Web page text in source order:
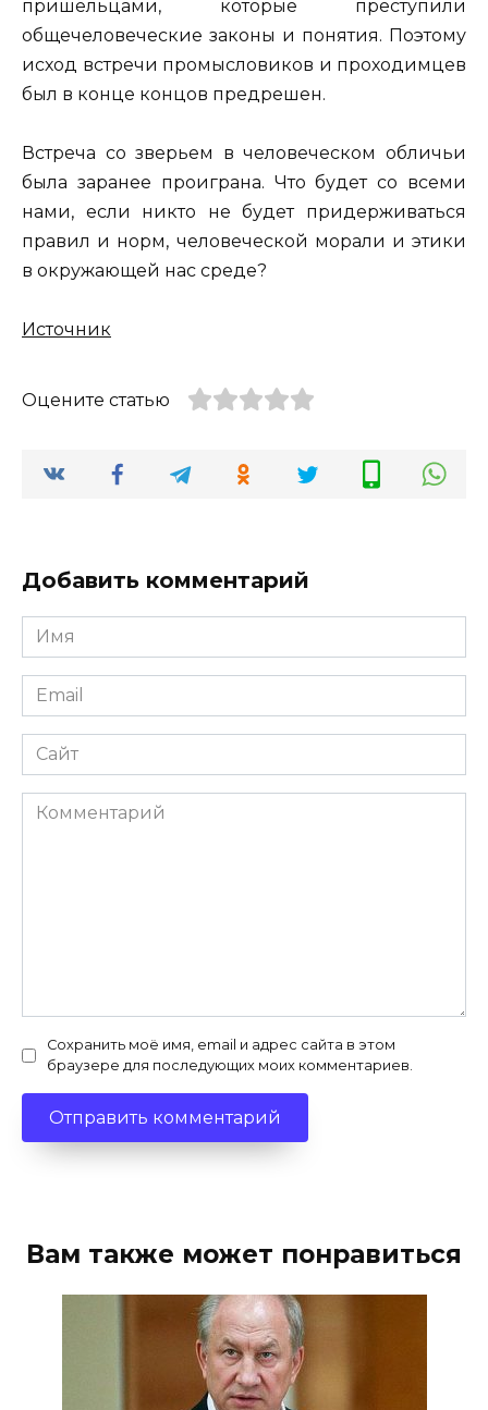
пришельцами, которые преступили
общечеловеческие законы и понятия. Поэтому
исход встречи промысловиков и проходимцев
был в конце концов предрешен.
Встреча со зверьем в человеческом обличьи
была заранее проиграна. Что будет со всеми
нами, если никто не будет придерживаться
правил и норм, человеческой морали и этики
в окружающей нас среде?
Источник
Оцените статью
Добавить комментарий
Имя
*
Email
*
Сайт
Комментарий
Сохранить моё имя, email и адрес сайта в этом
браузере для последующих моих комментариев.
Вам также может понравиться